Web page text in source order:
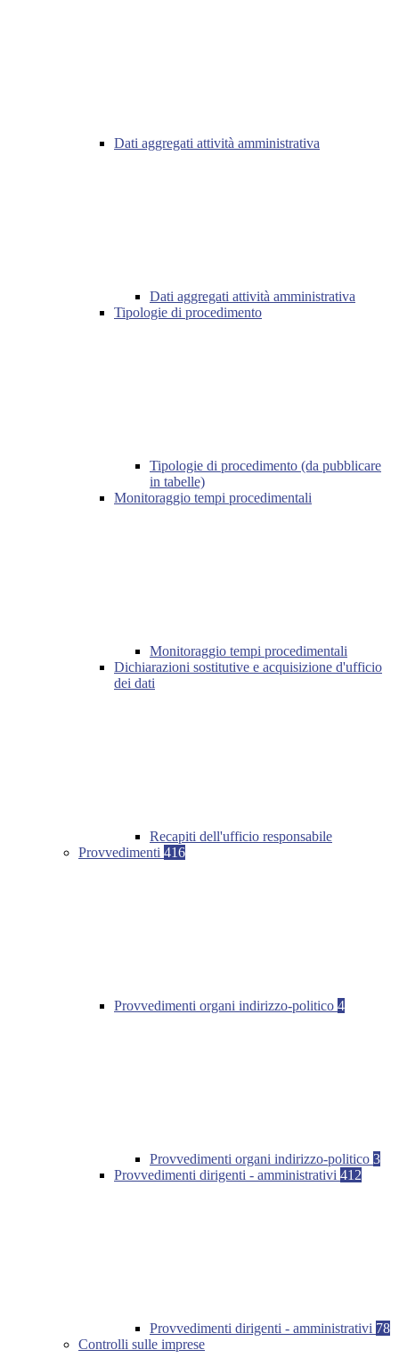
Dati aggregati attività amministrativa
Dati aggregati attività amministrativa
Tipologie di procedimento
Tipologie di procedimento (da pubblicare
in tabelle)
Monitoraggio tempi procedimentali
Monitoraggio tempi procedimentali
Dichiarazioni sostitutive e acquisizione d'ufficio
dei dati
Recapiti dell'ufficio responsabile
Provvedimenti 416
Provvedimenti organi indirizzo-politico 4
Provvedimenti organi indirizzo-politico 3
Provvedimenti dirigenti - amministrativi 412
Provvedimenti dirigenti - amministrativi 78
Controlli sulle imprese